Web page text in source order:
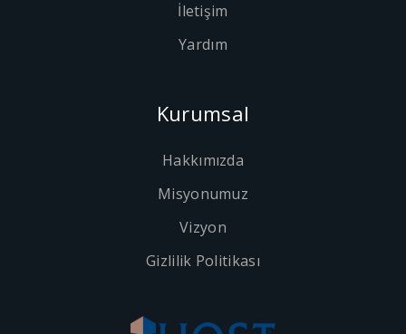
İletişim
Yardım
Kurumsal
Hakkımızda
Misyonumuz
Vizyon
Gizlilik Politikası